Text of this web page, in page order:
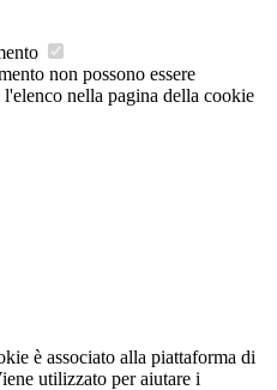
non possono essere
nella pagina della cookie
è associato alla piattaforma di
utilizzato per aiutare i